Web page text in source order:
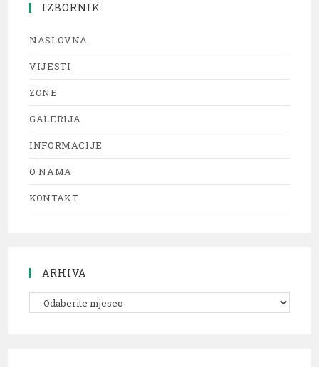
IZBORNIK
NASLOVNA
VIJESTI
ZONE
GALERIJA
INFORMACIJE
O NAMA
KONTAKT
ARHIVA